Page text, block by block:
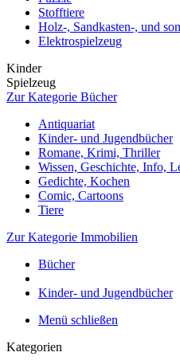
Stofftiere
Holz-, Sandkasten-, und
Elektrospielzeug
Kinder
Spielzeug
Zur Kategorie Bücher
Antiquariat
Kinder- und Jugendbücher
Romane, Krimi, Thriller
Wissen, Geschichte, Info,
Gedichte, Kochen
Comic, Cartoons
Tiere
Zur Kategorie Immobilien
Bücher
Kinder- und Jugendbücher
Menü schließen
Kategorien